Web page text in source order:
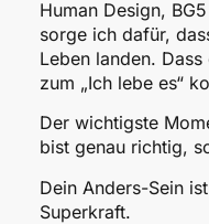
Human Design,
sorge ich dafür,
Leben landen.
zum „Ich lebe es“
Der wichtigste
bist genau richtig,
Dein Anders-Sein
Superkraft.